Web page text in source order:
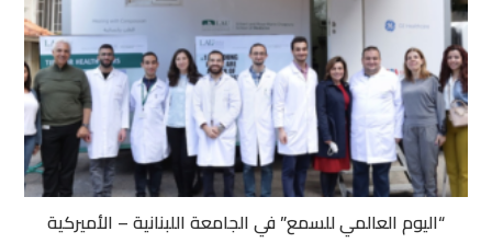
“اليوم العالمي للسمع” في الجامعة اللبنانية – الأميركية